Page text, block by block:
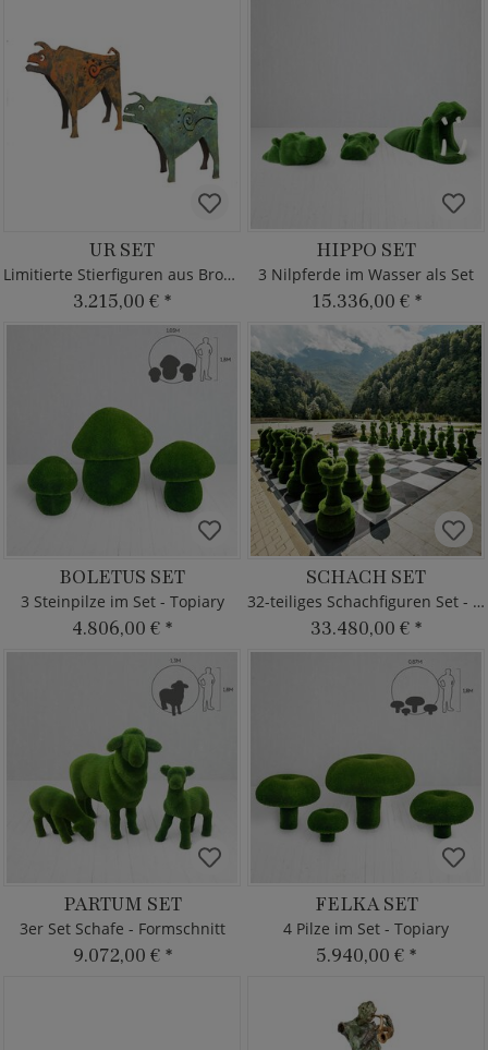
UR SET
Limitierte Stierfiguren aus Bronze
3.215,00 € *
HIPPO SET
3 Nilpferde im Wasser als Set
15.336,00 € *
BOLETUS SET
3 Steinpilze im Set - Topiary
4.806,00 € *
SCHACH SET
32-teiliges Schachfiguren Set - Topiary
33.480,00 € *
PARTUM SET
3er Set Schafe - Formschnitt
9.072,00 € *
FELKA SET
4 Pilze im Set - Topiary
5.940,00 € *